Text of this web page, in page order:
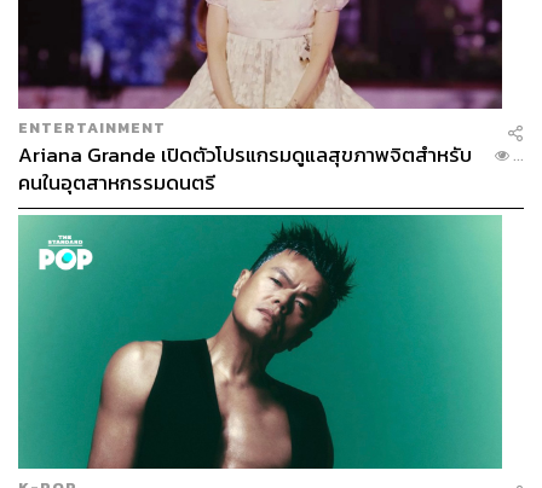
ENTERTAINMENT
Ariana Grande เปิดตัวโปรแกรมดูแลสุขภาพจิตสำหรับ
คนในอุตสาหกรรมดนตรี
...